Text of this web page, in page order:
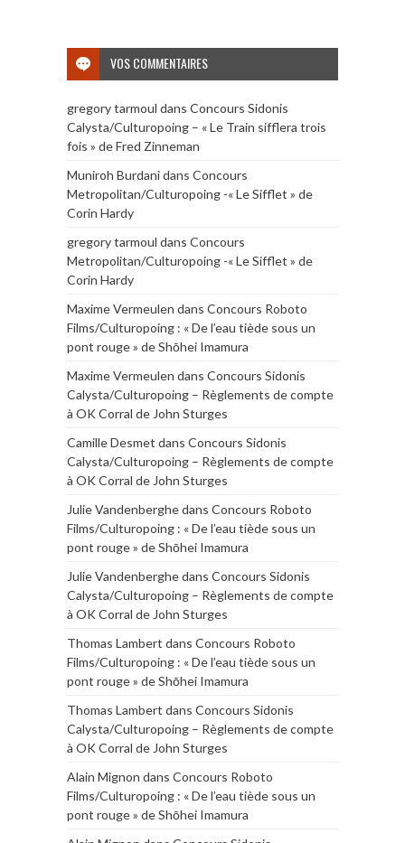
VOS COMMENTAIRES
gregory tarmoul dans Concours Sidonis
Calysta/Culturopoing – « Le Train sifflera trois
fois » de Fred Zinneman
Muniroh Burdanidans Concours
Metropolitan/Culturopoing -« Le Sifflet » de
Corin Hardy
gregory tarmoul dans Concours
Metropolitan/Culturopoing -« Le Sifflet » de
Corin Hardy
Maxime Vermeulen dans Concours Roboto
Films/Culturopoing : « De l’eau tiède sous un
pont rouge » de Shōhei Imamura
Maxime Vermeulen dans Concours Sidonis
Calysta/Culturopoing – Règlements de compte
à OK Corral de John Sturges
Camille Desmet dans Concours Sidonis
Calysta/Culturopoing – Règlements de compte
à OK Corral de John Sturges
Julie Vandenberghedans Concours Roboto
Films/Culturopoing : « De l’eau tiède sous un
pont rouge » de Shōhei Imamura
Julie Vandenberghedans Concours Sidonis
Calysta/Culturopoing – Règlements de compte
à OK Corral de John Sturges
Thomas Lambert dans Concours Roboto
Films/Culturopoing : « De l’eau tiède sous un
pont rouge » de Shōhei Imamura
Thomas Lambert dans Concours Sidonis
Calysta/Culturopoing – Règlements de compte
à OK Corral de John Sturges
Alain Mignon dans Concours Roboto
Films/Culturopoing : « De l’eau tiède sous un
pont rouge » de Shōhei Imamura